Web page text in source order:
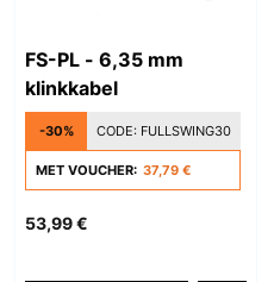
FS-PL - 6,35 mm
klinkkabel
-30% CODE: FULLSWING30
MET VOUCHER: 37,79 €
53,99 €